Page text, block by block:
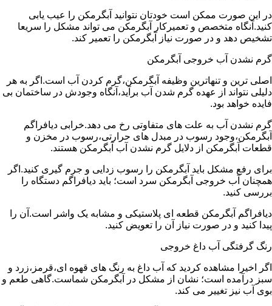
در این صورت ممکن است خودتان نتوانید آبگرمکن را عیب یابی
کنید.آنگاه متخصص و تعمیرکار آبگرمکن می تواند مشکل را سریعا
تشخیص دهد و در صورت نیاز آبگرمکن را تعمیر کند.
گرم نشدن آب خروجی آبگرمکن
اصلی ترین و تنهاترین وظیفه آبگرمکن،گرم کردن آب است.اگر به هر
دلیلی نتواند از عهده گرم شدن آب برآید،آنگاه وجودش در ساختمان بی
فایده خواهد بود.
گرم نشدن آب به علت های متفاوتی رخ می دهد.خرابی دیافراگم
آبگرمکن،وجود رسوب در مبدل های حرارتی،رسوب در مخزن و
قطعات آبگرمکن از دلایل گرم نشدن آب آبگرمکن هستند.
برای رفع مشکل باید آبگرمکن را رسوب زدایی و جرم گیری کنید.اگر
همچنان آب خروجی آبگرمکن سرد است؛ باید دیافراگم دستگاه را
بررسی کنید.
دیافراگم آبگرمکن قطعه ای پلاستیکی و مشابه یک واشر است.آن را
پیدا کنید و در صورت نیاز آن را تعویض کنید.
رنگ گرفتگی آب داغ خروجی
اگر اخیرا مشاهده کردید که آب داغ به رنگ های قهوه ای،قرمز،زرد و
سبز درآمده است؛ نشان از مشکل در آبگرمکن شماست.گاهی طعم و
بوی آب نیز تغییر می کند.